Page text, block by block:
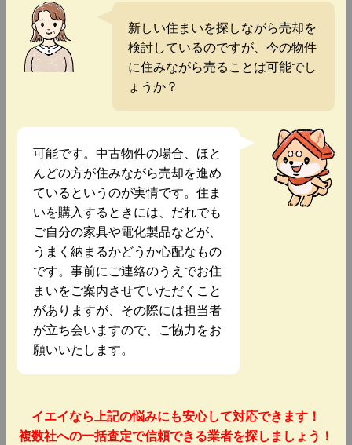
新しい住まいを探しながら売却を
検討しているのですが、今の物件
に住みながら売ることは可能でし
ょうか？
可能です。中古物件の場合、ほと
んどの方が住みながら売却を進め
ているというのが実情です。住ま
いを購入するときには、だれでも
ご自分の家具や電化製品などが、
うまく納まるかどうか心配なもの
です。事前にご連絡のうえでお住
まいをご案内させていただくこと
がありますが、その際には担当者
が立ち会いますので、ご協力をお
願いいたします。
イエイなら上記の悩みにも安心して対応できます！
複数社への一括査定で信頼できる業者を探しましょう！